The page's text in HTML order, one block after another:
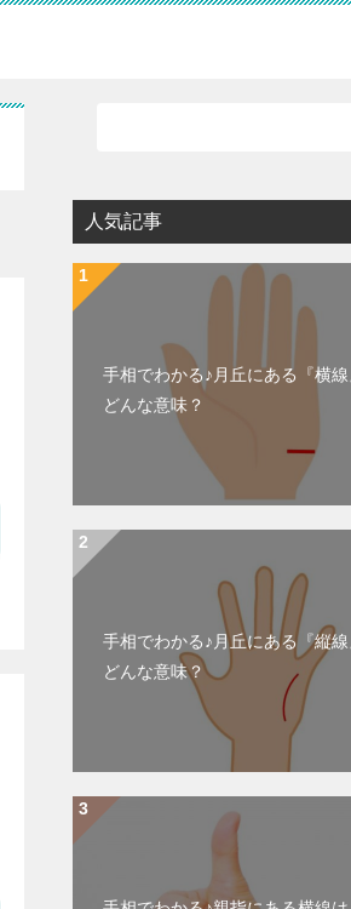
人気記事
手相でわかる♪月丘にある『横
どんな意味？
手相でわかる♪月丘にある『縦
どんな意味？